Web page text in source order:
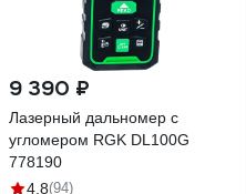
9 390 ₽
Лазерный дальномер с
угломером RGK DL100G
778190
4.8(94)